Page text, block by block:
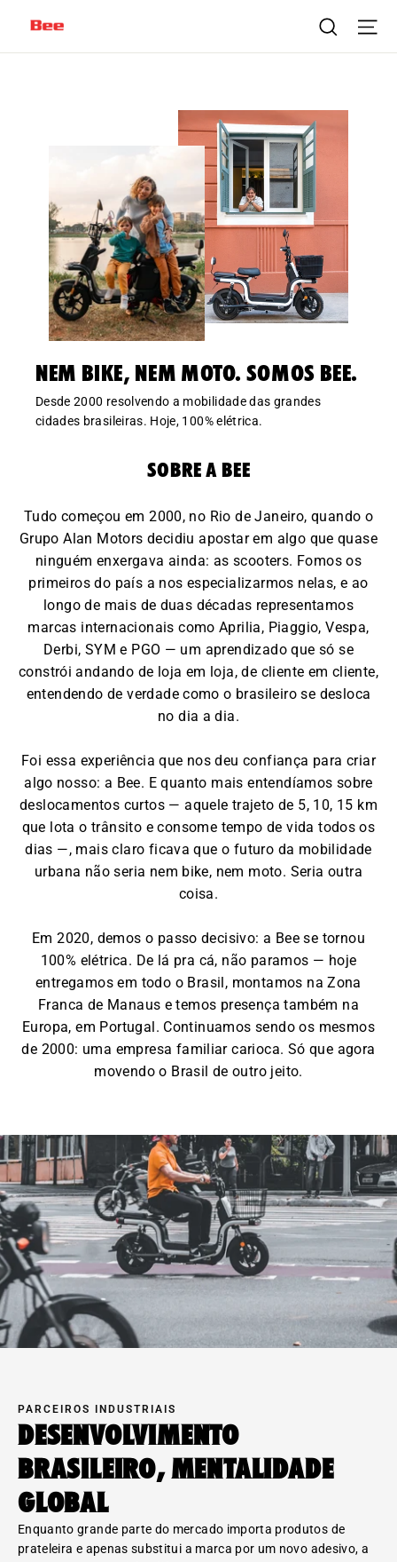
Nem bike, nem moto. Somos Bee.
Desde 2000 resolvendo a mobilidade das grandes
cidades brasileiras. Hoje, 100% elétrica.
sobre a bee
Tudo começou em 2000, no Rio de Janeiro, quando o
Grupo Alan Motors decidiu apostar em algo que quase
ninguém enxergava ainda: as scooters. Fomos os
primeiros do país a nos especializarmos nelas, e ao
longo de mais de duas décadas representamos
marcas internacionais como Aprilia, Piaggio, Vespa,
Derbi, SYM e PGO — um aprendizado que só se
constrói andando de loja em loja, de cliente em cliente,
entendendo de verdade como o brasileiro se desloca
no dia a dia.
Foi essa experiência que nos deu confiança para criar
algo nosso: a Bee. E quanto mais entendíamos sobre
deslocamentos curtos — aquele trajeto de 5, 10, 15 km
que lota o trânsito e consome tempo de vida todos os
dias —, mais claro ficava que o futuro da mobilidade
urbana não seria nem bike, nem moto. Seria outra
coisa.
Em 2020, demos o passo decisivo: a Bee se tornou
100% elétrica. De lá pra cá, não paramos — hoje
entregamos em todo o Brasil, montamos na Zona
Franca de Manaus e temos presença também na
Europa, em Portugal. Continuamos sendo os mesmos
de 2000: uma empresa familiar carioca. Só que agora
movendo o Brasil de outro jeito.
PARCEIROS INDUSTRIAIS
desenvolvimento
brasileiro, mentalidade
global
Enquanto grande parte do mercado importa produtos de
prateleira e apenas substitui a marca por um novo adesivo, a